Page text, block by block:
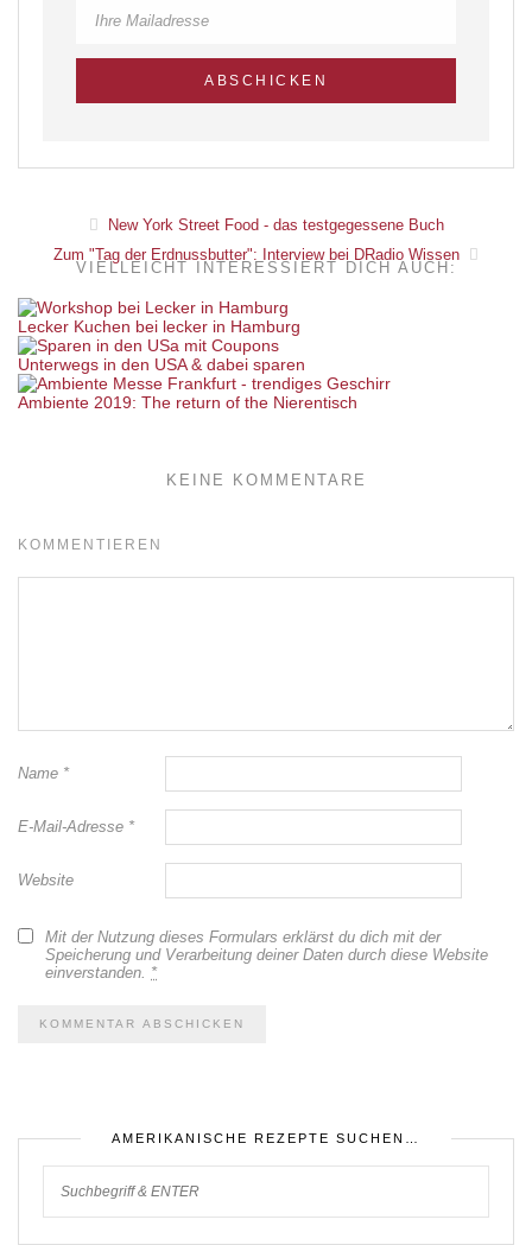
New York Street Food - das testgegessene Buch
Zum "Tag der Erdnussbutter": Interview bei DRadio Wissen
VIELLEICHT INTERESSIERT DICH AUCH:
Lecker Kuchen bei lecker in Hamburg
Unterwegs in den USA & dabei sparen
Ambiente 2019: The return of the Nierentisch
KEINE KOMMENTARE
KOMMENTIEREN
Name *
E-Mail-Adresse *
Website
Mit der Nutzung dieses Formulars erklärst du dich mit der
Speicherung und Verarbeitung deiner Daten durch diese Website
einverstanden. *
AMERIKANISCHE REZEPTE SUCHEN…